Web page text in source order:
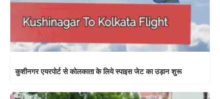
कुशीनगर एयरपोर्ट से कोलकाता के लिये स्पाइस जेट का उड़ान शुरू